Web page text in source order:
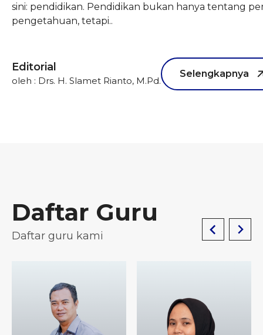
sini: pendidikan. Pendidikan bukan hanya tentang
pengetahuan, tetapi..
Editorial
oleh : Drs. H. Slamet Rianto, M.Pd.
Selengkapnya
Daftar Guru
Daftar guru kami